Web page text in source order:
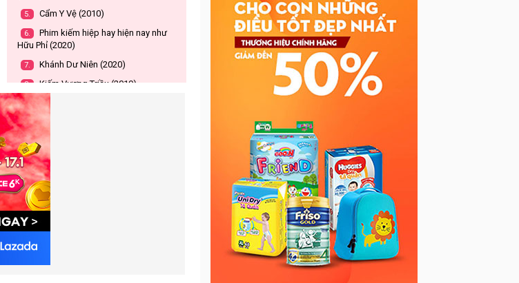
5. Cẩm Y Vệ (2010)
6.
Phim kiếm hiệp hay hiện nay như
Hữu Phỉ (2020)
7. Khánh Dư Niên (2020)
8. Kiếm Vương Triều (2019)
9. Ỷ Thiên Đồ Long Ký (2002)
10. Phim kiếm hiệp hay như Tiếu Ngạo
Giang Hồ (2001)